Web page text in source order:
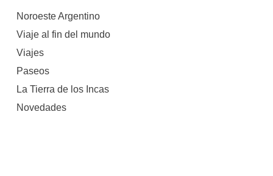
Noroeste Argentino
Viaje al fin del mundo
Viajes
Paseos
La Tierra de los Incas
Novedades